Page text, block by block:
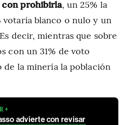
con prohibirla, un 25% la
votaría blanco o nulo y un
decir, mientras que sobre
con un 31% de voto
de la minería la población
+
advierte con revisar